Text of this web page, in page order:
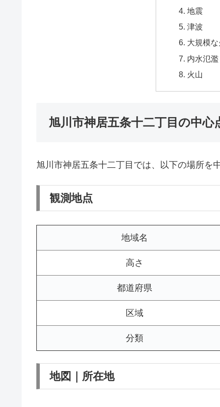
地震
津波
大規模
内水氾濫
火山
旭川市神居五条十二丁目の中心
旭川市神居五条十二丁目では、以下の場所を
観測地点
地域名
高さ
都道府県
区域
分類
地図｜所在地